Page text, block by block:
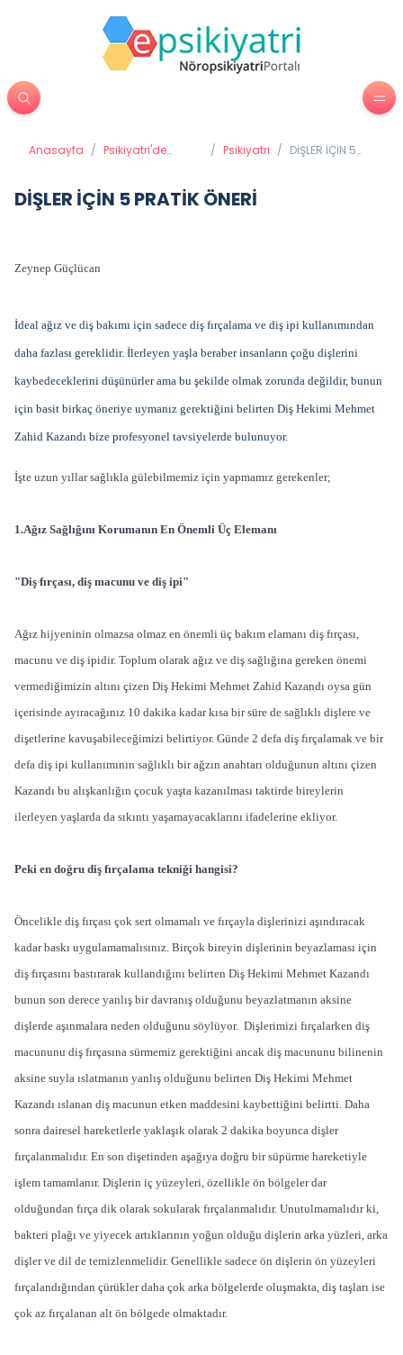
Anasayfa / Psikiyatri'de
/ Psikiyatri / DİŞLER İÇİN 5
DİŞLER İÇİN 5 PRATİK ÖNERİ
Zeynep Güçlücan
İdeal ağız ve diş bakımı için sadece diş fırçalama ve diş ipi kullanımından
daha fazlası gereklidir. İlerleyen yaşla beraber insanların çoğu dişlerini
kaybedeceklerini düşünürler ama bu şekilde olmak zorunda değildir, bunun
için basit birkaç öneriye uymanız gerektiğini belirten Diş Hekimi Mehmet
Zahid Kazandı bize profesyonel tavsiyelerde bulunuyor.
İşte uzun yıllar sağlıkla gülebilmemiz için yapmamız gerekenler;
1.Ağız Sağlığını Korumanın En Önemli Üç Elemanı
"Diş fırçası, diş macunu ve diş ipi"
Ağız hijyeninin olmazsa olmaz en önemli üç bakım elamanı diş fırçası,
macunu ve diş ipidir. Toplum olarak ağız ve diş sağlığına gereken önemi
vermediğimizin altını çizen Diş Hekimi Mehmet Zahid Kazandı oysa gün
içerisinde ayıracağınız 10 dakika kadar kısa bir süre de sağlıklı dişlere ve
dişetlerine kavuşabileceğimizi belirtiyor. Günde 2 defa diş fırçalamak ve bir
defa diş ipi kullanımının sağlıklı bir ağzın anahtarı olduğunun altını çizen
Kazandı bu alışkanlığın çocuk yaşta kazanılması taktirde bireylerin
ilerleyen yaşlarda da sıkıntı yaşamayacaklarını ifadelerine ekliyor.
Peki en doğru diş fırçalama tekniği hangisi?
Öncelikle diş fırçası çok sert olmamalı ve fırçayla dişlerinizi aşındıracak
kadar baskı uygulamamalısınız. Birçok bireyin dişlerinin beyazlaması için
diş fırçasını bastırarak kullandığını belirten Diş Hekimi Mehmet Kazandı
bunun son derece yanlış bir davranış olduğunu beyazlatmanın aksine
dişlerde aşınmalara neden olduğunu söylüyor. Dişlerimizi fırçalarken diş
macununu diş fırçasına sürmemiz gerektiğini ancak diş macununu bilinenin
aksine suyla ıslatmanın yanlış olduğunu belirten Diş Hekimi Mehmet
Kazandı ıslanan diş macunun etken maddesini kaybettiğini belirtti. Daha
sonra dairesel hareketlerle yaklaşık olarak 2 dakika boyunca dişler
fırçalanmalıdır. En son dişetinden aşağıya doğru bir süpürme hareketiyle
işlem tamamlanır. Dişlerin iç yüzeyleri, özellikle ön bölgeler dar
olduğundan fırça dik olarak sokularak fırçalanmalıdır. Unutulmamalıdır ki,
bakteri plağı ve yiyecek artıklarının yoğun olduğu dişlerin arka yüzleri, arka
dişler ve dil de temizlenmelidir. Genellikle sadece ön dişlerin ön yüzeyleri
fırçalandığından çürükler daha çok arka bölgelerde oluşmakta, diş taşları ise
çok az fırçalanan alt ön bölgede olmaktadır.